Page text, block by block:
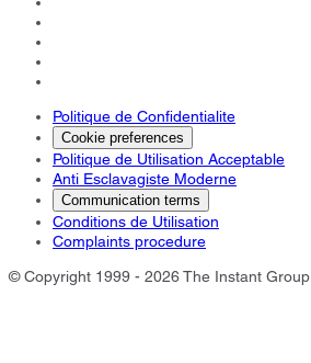
Politique de Confidentialite
Cookie preferences
Politique de Utilisation Acceptable
Anti Esclavagiste Moderne
Communication terms
Conditions de Utilisation
Complaints procedure
© Copyright 1999 - 2026 The Instant Group